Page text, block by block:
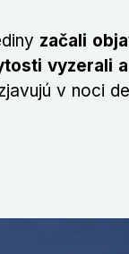
začali
vyzerali
v noci